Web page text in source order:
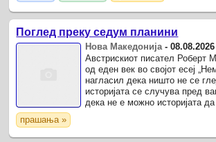
Поглед преку седум планини
Нова Македонија-08.08.2026
Австрискиот писател Роберт
од еден век во својот есеј
нагласил дека ништо не се
историјата се случува пред
дека не е можно историјата
прашања »